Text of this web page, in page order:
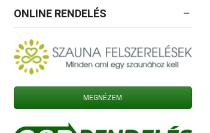
ONLINE RENDELÉS
MEGNÉZEM